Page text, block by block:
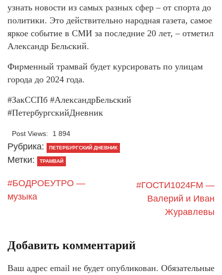
узнать новости из самых разных сфер – от спорта до
политики. Это действительно народная газета, самое
яркое событие в СМИ за последние 20 лет, – отметил
Александр Бельский.
Фирменный трамвай будет курсировать по улицам
города до 2024 года.
#ЗакССПб #АлександрБельский
#ПетербургскийДневник
Post Views: 1 894
Рубрика: ПЕТЕРБУРГСКИЙ ДНЕВНИК
Метки: ТРАМВАЙ
#БОДРОЕУТРО —
музыка
#ГОСТИ1024FM —
Валерий и Иван
Журавлевы
Добавить комментарий
Ваш адрес email не будет опубликован. Обязательные